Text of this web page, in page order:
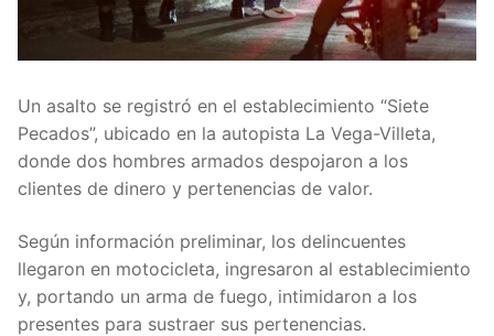
Un asalto se registró en el establecimiento “Siete
Pecados”, ubicado en la autopista La Vega-Villeta,
donde dos hombres armados despojaron a los
clientes de dinero y pertenencias de valor.
Según información preliminar, los delincuentes
llegaron en motocicleta, ingresaron al establecimiento
y, portando un arma de fuego, intimidaron a los
presentes para sustraer sus pertenencias.